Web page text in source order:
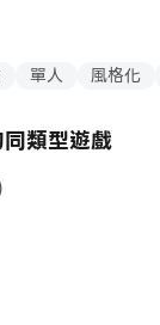
單人 風格化
類型遊戲